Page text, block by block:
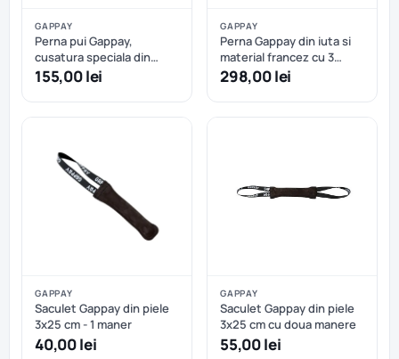
GAPPAY
Perna pui Gappay,
cusatura speciala din
material francez cu 3
manere
155,00 lei
GAPPAY
Perna Gappay din iuta si
material francez cu 3
manere
298,00 lei
GAPPAY
Saculet Gappay din piele
3x25 cm - 1 maner
40,00 lei
GAPPAY
Saculet Gappay din piele
3x25 cm cu doua manere
55,00 lei